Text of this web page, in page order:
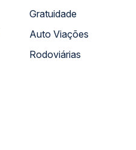
Gratuidade
Auto Viações
Rodoviárias